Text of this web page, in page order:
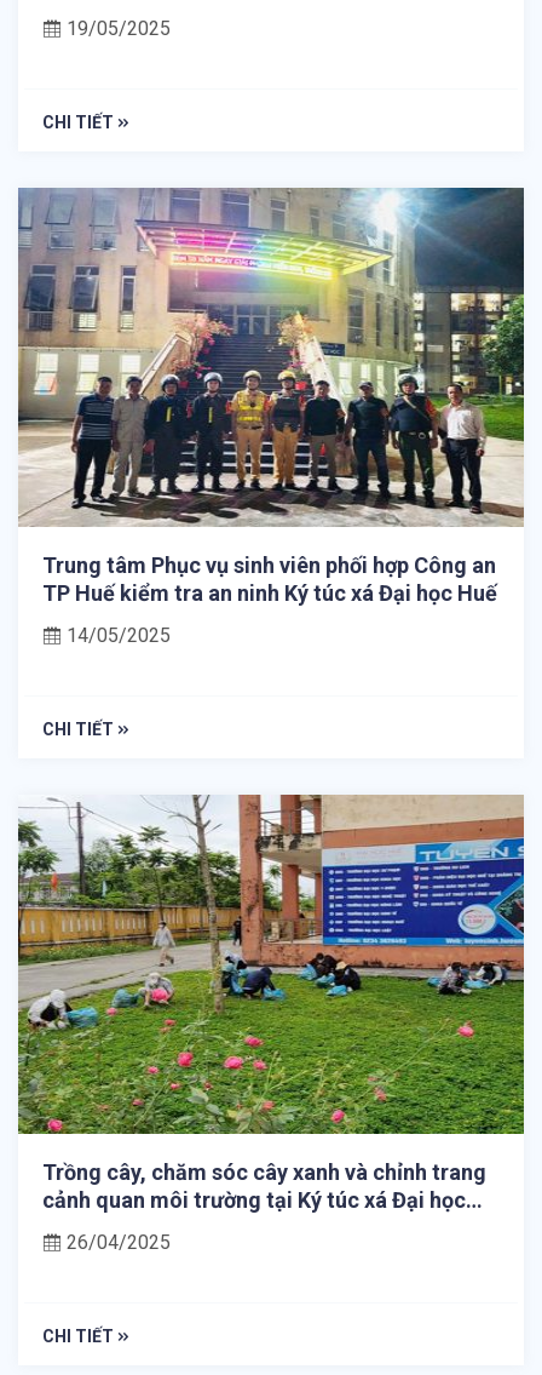
19/05/2025
CHI TIẾT
Trung tâm Phục vụ sinh viên phối hợp Công an
TP Huế kiểm tra an ninh Ký túc xá Đại học Huế
14/05/2025
CHI TIẾT
Trồng cây, chăm sóc cây xanh và chỉnh trang
cảnh quan môi trường tại Ký túc xá Đại học
Huế
26/04/2025
CHI TIẾT